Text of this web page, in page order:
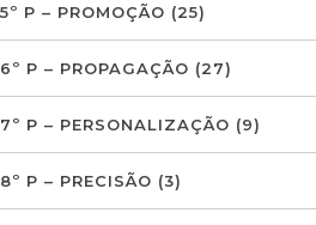
5º P – PROMOÇÃO (25)
6º P – PROPAGAÇÃO (27)
7º P – PERSONALIZAÇÃO (9)
8º P – PRECISÃO (3)